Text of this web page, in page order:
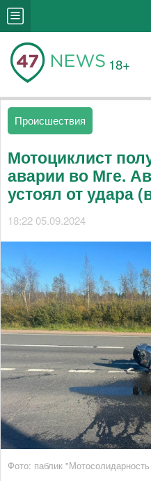
18+
Происшествия
Мотоциклист
аварии во Мге.
устоял от удара
18:22 05.09.2024
Фото: паблик